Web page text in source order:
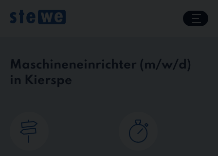
content
Maschineneinrichter
in Kierspe